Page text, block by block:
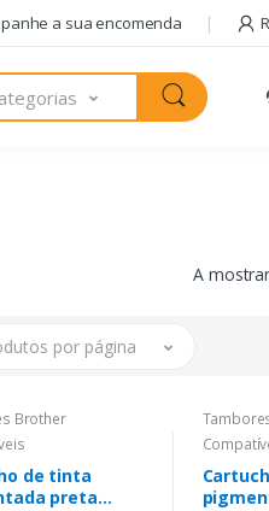
a sua encomenda
A
por página
Brother
de tinta
preta